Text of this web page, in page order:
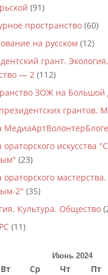
(91)
пространство(60)
на русском (12)
грант.
— 2(112)
ЗОЖ на Большой
грантов.
искусства
(23)
2" (35)
Культура. Общество
(11)
Июнь 2024
Вт Ср Чт Пт